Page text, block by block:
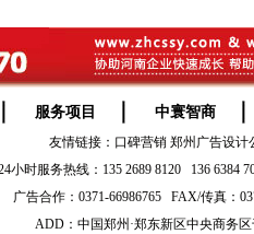
服务项目 中寰智商
友情链接： 口碑营销 郑州广告设计
小时服务热线：135 2689 8120 136 6384
广告合作：0371-66986765 FAX/传真：
ADD：中国郑州·郑东新区中央商务